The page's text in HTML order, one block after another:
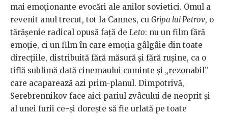
mai emoționante evocări ale anilor sovietici. Omul a
revenit anul trecut, tot la Cannes, cu Gripa lui Petrov, o
tărășenie radical opusă față de Leto: nu un film fără
emoție, ci un film în care emoția gâlgâie din toate
direcțiile, distribuită fără măsură și fără rușine, ca o
tiflă sublimă dată cinemaului cuminte și „rezonabil”
care acaparează azi prim-planul. Dimpotrivă,
Serebrennikov face aici pariul zvâcului de neoprit și
al unei furii ce-și dorește să fie urlată pe toate